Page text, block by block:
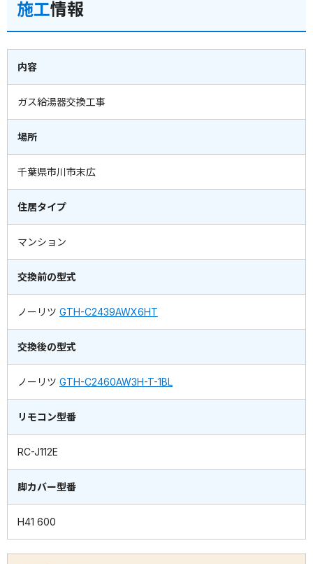
施工情報
内容
ガス給湯器交換工事
場所
千葉県市川市末広
住居タイプ
マンション
交換前の型式
ノーリツ GTH-C2439AWX6HT
交換後の型式
ノーリツ GTH-C2460AW3H-T-1BL
リモコン型番
RC-J112E
脚カバー型番
H41 600